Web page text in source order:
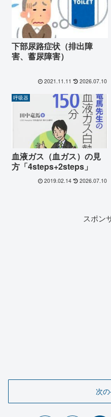
下部尿路症状（排出障
害、蓄尿障害）
2021.11.11 2026.07.10
呼吸器
血液ガス（血ガス）の見
方「4steps+2steps」
2019.02.14 2026.07.10
スポン
次